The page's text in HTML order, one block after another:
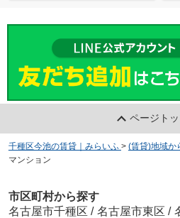
ページト
千種区今池の賃貸｜みらいふ > (賃貸)地域か
マンション
市区町村から探す
名古屋市千種区 / 名古屋市東区 /